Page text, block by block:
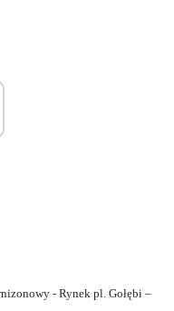
- Rynek pl. Gołębi –